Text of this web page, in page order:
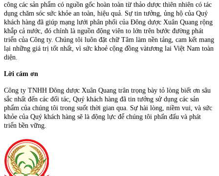
công các sản phẩm có nguồn gốc hoàn toàn từ thảo dược thiên nhiên có tác
dụng chăm sóc sức khỏe an toàn, hiệu quả. Sự tin tưởng, ủng hộ của Quý
khách hàng đã giúp mạng lưới phân phối của Đông dược Xuân Quang rộng
khắp cả nước, đó chính là nguồn động viên to lớn trên bước đường phát
triển của Công ty. Chúng tôi luôn đặt chữ Tâm làm nền tảng, cam kết mang
lại những giá trị tốt nhất, vì sức khoẻ cộng đồng vàtương lai Việt Nam toàn
diện.
Lời cám ơn
Công ty TNHH Đông dược Xuân Quang trân trọng bày tỏ lòng biết ơn sâu
sắc nhất đến các đối tác, Quý khách hàng đã tin tưởng sử dụng các sản
phẩm của chúng tôi trong suốt thời gian qua. Sự hài lòng, niềm vui, và sức
khỏe của Quý khách hàng sẽ là động lực để chúng tôi phấn đấu và phát
triển bền vững.